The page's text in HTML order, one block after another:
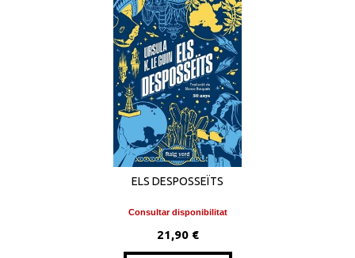
ELS DESPOSSEÏTS
Consultar disponibilitat
21,90 €